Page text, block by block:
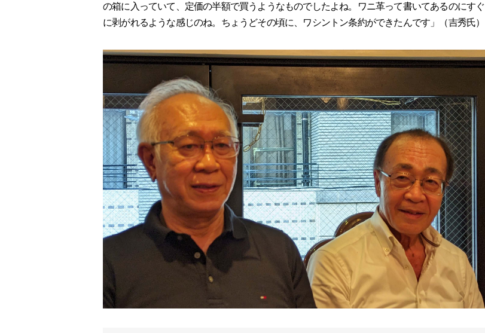
の箱に入っていて、定価の半額で買うようなものでしたよね。ワニ革って書いてあるのにすぐ
に剥がれるような感じのね。ちょうどその頃に、ワシントン条約ができたんです」（吉秀氏）